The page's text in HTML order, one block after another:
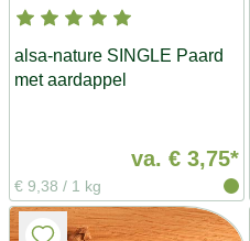
alsa-nature SINGLE Paard
met aardappel
va. € 3,75*
€ 9,38 / 1 kg